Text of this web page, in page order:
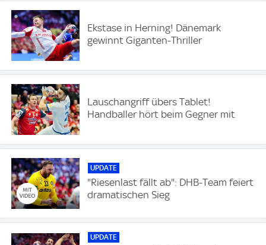
Ekstase in Herning! Dänemark
gewinnt Giganten-Thriller
Lauschangriff übers Tablet!
Handballer hört beim Gegner mit
UPDATE
"Riesenlast fällt ab": DHB-Team feiert
dramatischen Sieg
UPDATE